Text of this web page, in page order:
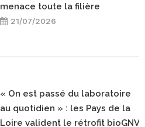
menace toute la filière
21/07/2026
« On est passé du laboratoire
au quotidien » : les Pays de la
Loire valident le rétrofit bioGNV